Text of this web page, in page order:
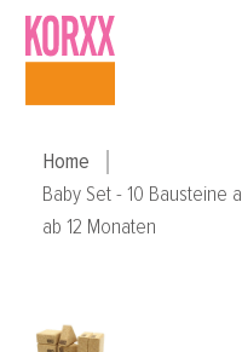
Skip to main content
Home
Baby Set - 10 Bausteine
ab 12 Monaten